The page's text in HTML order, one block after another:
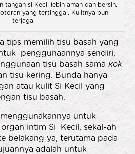
tangan si Kecil lebih aman dan bersih,
yang tertinggal. Kulitnya pun
terjaga.
tips memilih tisu basah yang
penggunaannya sendiri,
tisu basah samakok
tisu kering. Bunda hanya
atau kulit Si Kecil yang
tisu basah.
untuk
intim Si Kecil, sekal-ah
belakang ya, terutama pada
adalah untuk